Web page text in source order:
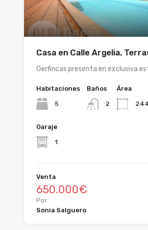
Casa en Calle Argelia,
Gerfincas presenta en exclusiva
Habitaciones
5
Baños
2
Área
Garaje
1
Venta
650.000€
Por
Sonia Salguero